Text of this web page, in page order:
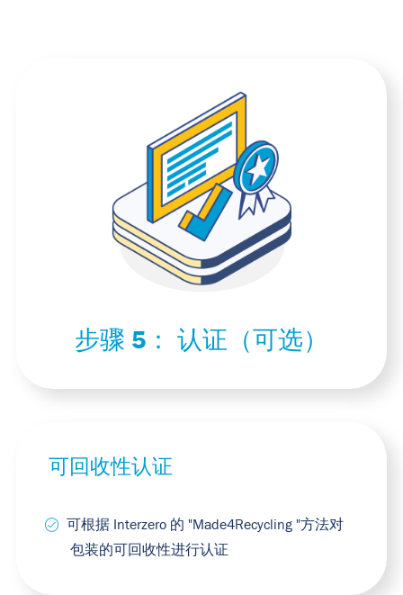
步骤 5： 认证（可选）
可回收性认证
可根据 Interzero 的 "Made4Recycling "方法对
包装的可回收性进行认证